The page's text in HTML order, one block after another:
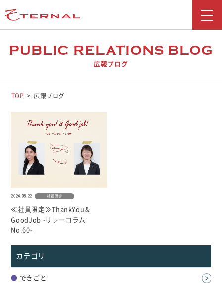
PUBLIC RELATIONS BLOG
広報ブログ
TOP 広報ブログ
2024.08.22 社員限定
≪社員限定≫ThankYou＆
GoodJob -リレーコラム
No.60-
カテゴリ
● できごと
採用情報
お問い合わせ
広報ブログ
お客さま本位の業務運営に関する取り組み
反社会勢力に対する基本方針
個人情報について